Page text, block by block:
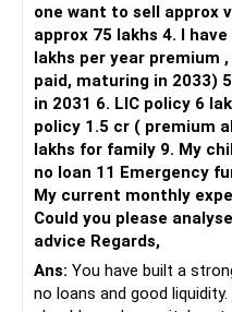
This is another clear area
Three flexi-cap funds are
You can retain one
The remaining two can
checking taxation and exit
» Mid Cap Overlap
You have:
one want to sell approx
approx 75 lakhs 4. I have ULIP policy of 75 lakhs( 15
lakhs per year premium
paid, maturing in 2033)
in 2031 6. LIC policy 6
policy 1.5 cr ( premium
lakhs for family 9. My child in
no loan 11 Emergency fund around 15 lakhs in bank
My current monthly
Could you please
advice Regards,
Ans: You have built a
no loans and good